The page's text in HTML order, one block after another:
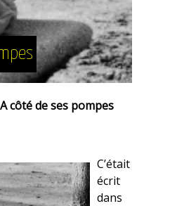
côté de ses pompes
C’était
écrit
dans